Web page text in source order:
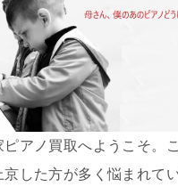
アノ買取へようこそ。
京した方が多く悩まれて